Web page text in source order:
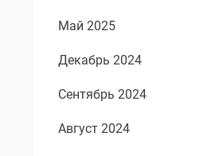
Май 2025
Декабрь 2024
Сентябрь 2024
Август 2024